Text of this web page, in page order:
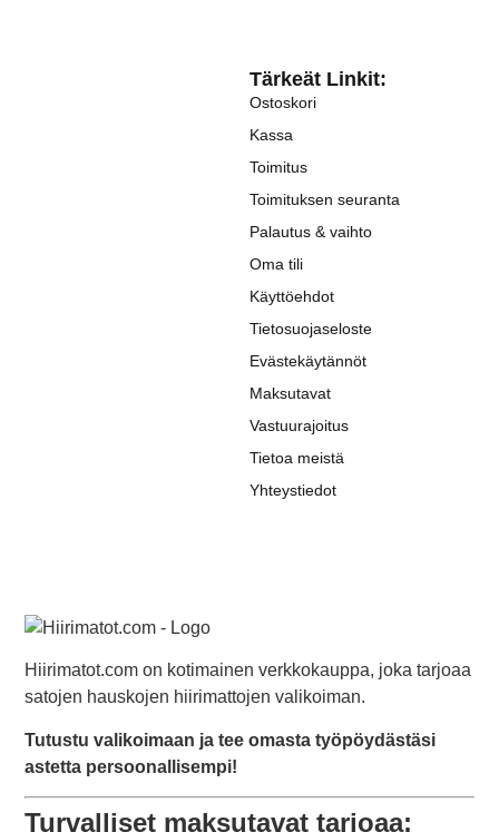
Hiirimatot.com on kotimainen verkkokauppa, joka tarjoaa
satojen hauskojen hiirimattojen valikoiman.
Tutustu valikoimaan ja tee omasta työpöydästäsi
astetta persoonallisempi!
Turvalliset maksutavat tarjoaa:
Tärkeät Linkit:
Ostoskori
Kassa
Toimitus
Toimituksen seuranta
Palautus & vaihto
Oma tili
Käyttöehdot
Tietosuojaseloste
Evästekäytännöt
Maksutavat
Vastuurajoitus
Tietoa meistä
Yhteystiedot